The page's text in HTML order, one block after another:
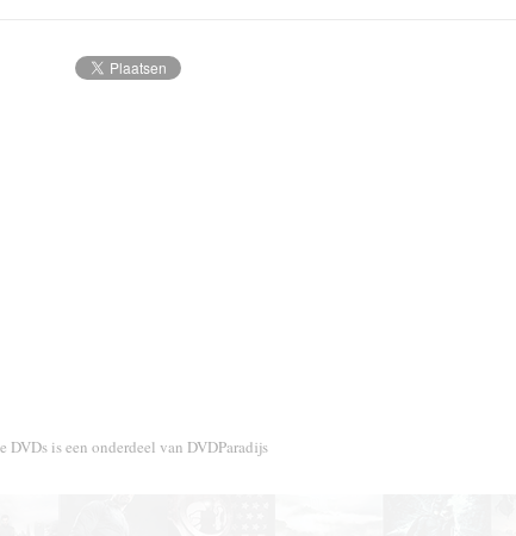
DVDs is een onderdeel van DVDParadijs